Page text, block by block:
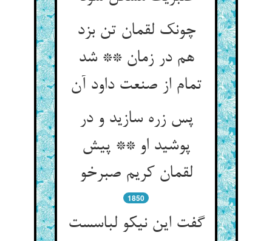
چونک لقمان تن بزد
هم در زمان ** شد
تمام از صنعت داود آن
پس زره سازید و در
پوشید او ** پیش
لقمان کریم صبرخو
1850
گفت این نیکو لباسست